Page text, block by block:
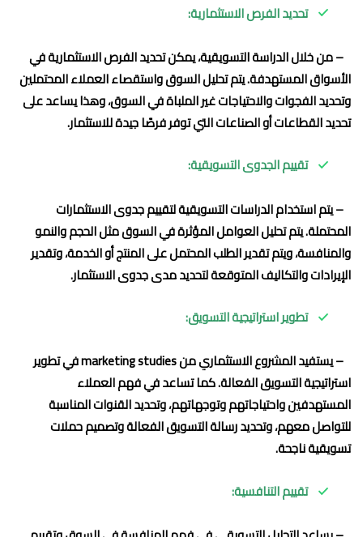
تحديد الفرص الاستثمارية:
– من خلال الدراسة التسويقية، يمكن تحديد الفرص الاستثمارية في
الأسواق المستهدفة. يتم تحليل السوق واستقصاء العملاء المحتملين
وتحديد الفجوات والاحتياجات غير الملباة في السوق، وهذا يساعد على
تحديد القطاعات أو الصناعات التي توفر فرصًا جيدة للاستثمار.
تقييم الجدوى التسويقية:
– يتم استخدام الدراسات التسويقية لتقييم جدوى الاستثمارات
المحتملة. يتم تحليل العوامل المؤثرة في السوق مثل الحجم والنمو
والمنافسة، ويتم تقدير الطلب المحتمل على المنتج أو الخدمة، وتقدير
الإيرادات والتكاليف المتوقعة لتحديد مدى جدوى الاستثمار.
تطوير استراتيجية التسويق:
– يستفيد المشروع الاستثماري من marketing studies في تطوير
استراتيجية التسويق الفعالة. كما تساعد في فهم العملاء
المستهدفين واحتياجاتهم وتوجهاتهم، وتحديد القنوات المناسبة
للتواصل معهم، وتحديد رسالة التسويق الفعالة وتصميم حملات
تسويقية ناجحة.
تقييم التنافسية: